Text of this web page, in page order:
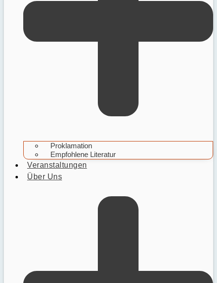
Proklamation
Empfohlene Literatur
Veranstaltungen
Über Uns